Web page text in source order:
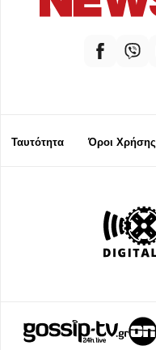
Ταυτότητα Όροι Χρήσης